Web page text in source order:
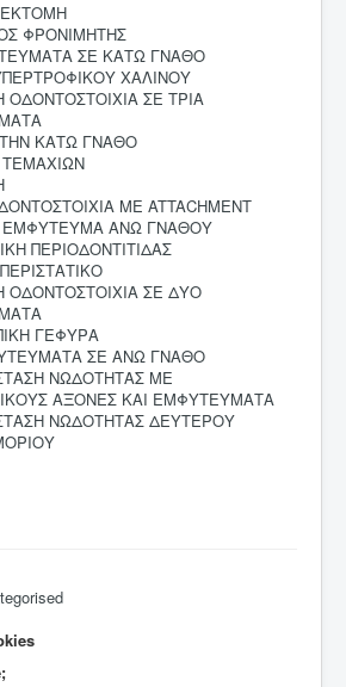
ΦΡΟΝΙΜΗΤΗΣ
ΣΕ ΚΑΤΩ ΓΝΑΘΟ
ΧΑΛΙΝΟΥ
ΟΔΟΝΤΟΣΤΟΙΧΙΑ ΣΕ ΤΡΙΑ
ΚΑΤΩ ΓΝΑΘΟ
ΜΕ ATTACHMENT
ΑΝΩ ΓΝΑΘΟΥ
ΠΕΡΙΟΔΟΝΤΙΤΙΔΑΣ
ΟΔΟΝΤΟΣΤΟΙΧΙΑ ΣΕ ΔΥΟ
ΓΕΦΥΡΑ
ΣΕ ΑΝΩ ΓΝΑΘΟ
ΝΩΔΟΤΗΤΑΣ ΜΕ
ΑΞΟΝΕΣ ΚΑΙ ΕΜΦΥΤΕΥΜΑΤΑ
ΝΩΔΟΤΗΤΑΣ ΔΕΥΤΕΡΟΥ